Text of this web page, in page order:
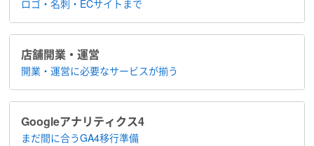
ロゴ・名刺・ECサイトまで
店舗開業・運営
開業・運営に​必要なサービスが揃う
Google​アナリティクス4
まだ間に合う​GA4移行準備